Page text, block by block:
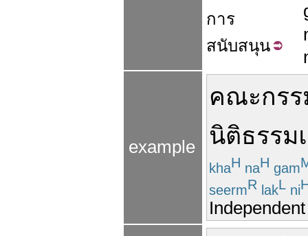
การ
สนับสนุน
example
คณะกรร
นิติธรรม
khaH naH gam
seermR lakL ni